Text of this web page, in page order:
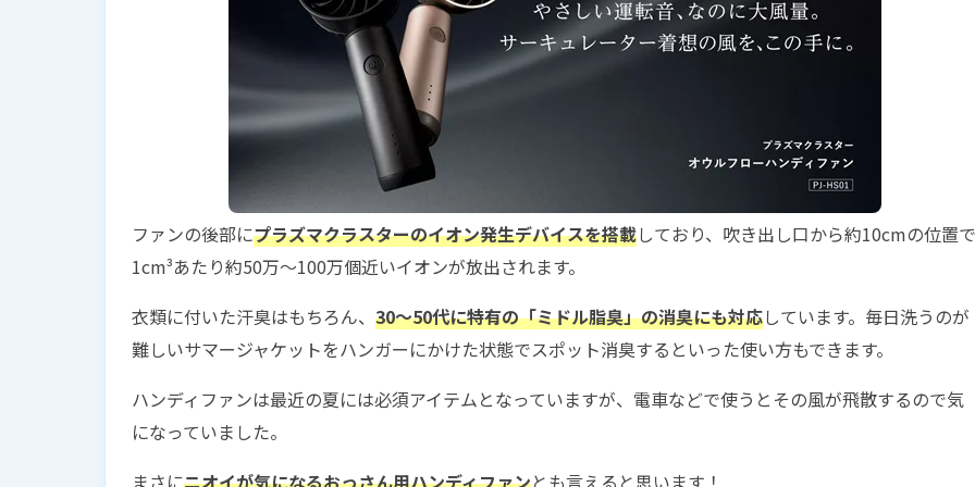
ファンの後部にプラズマクラスターのイオン発生デバイスを搭載しており、吹き出し口から約10cmの位置で
1cm³あたり約50万〜100万個近いイオンが放出されます。
衣類に付いた汗臭はもちろん、 30〜50代に特有の「ミドル脂臭」の消臭にも対応しています。毎日洗うのが
難しいサマージャケットをハンガーにかけた状態でスポット消臭するといった使い方もできます。
ハンディファンは最近の夏には必須アイテムとなっていますが、電車などで使うとその風が飛散するので気
になっていました。
まさにニオイが気になるおっさん用ハンディファンとも言えると思います！